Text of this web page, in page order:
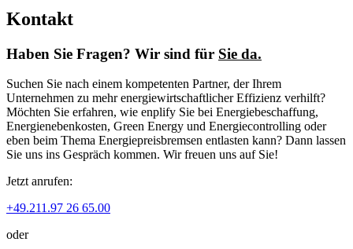
Kontakt
Haben Sie Fragen? Wir sind für Sie da.
Suchen Sie nach einem kompetenten Partner, der Ihrem
Unternehmen zu mehr energiewirtschaftlicher Effizienz verhilft?
Möchten Sie erfahren, wie enplify Sie bei Energiebeschaffung,
Energienebenkosten, Green Energy und Energiecontrolling oder
eben beim Thema Energiepreisbremsen entlasten kann? Dann lassen
Sie uns ins Gespräch kommen. Wir freuen uns auf Sie!
Jetzt anrufen:
+49.211.97 26 65.00
oder